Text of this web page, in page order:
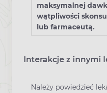
maksymalnej
wątpliwości
lub farmaceutą.
Interakcje z innymi
Należy powiedzieć